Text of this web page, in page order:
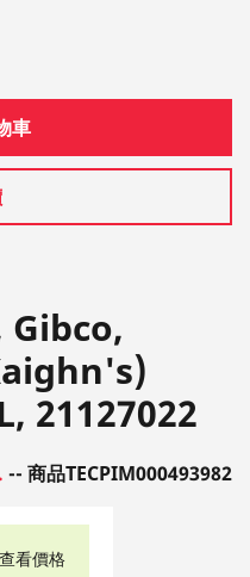
車
21127022
-- 商品TECPIM000493982
看價格